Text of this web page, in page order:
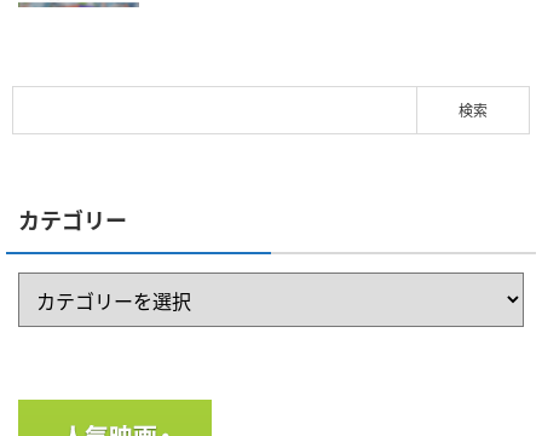
カテゴリー